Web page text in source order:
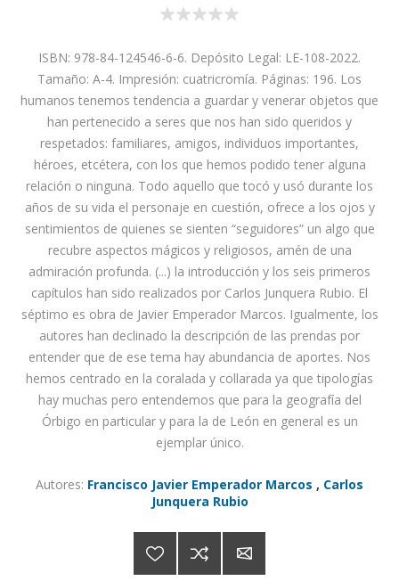
ISBN: 978-84-124546-6-6. Depósito Legal: LE-108-2022.
Tamaño: A-4. Impresión: cuatricromía. Páginas: 196. Los
humanos tenemos tendencia a guardar y venerar objetos que
han pertenecido a seres que nos han sido queridos y
respetados: familiares, amigos, individuos importantes,
héroes, etcétera, con los que hemos podido tener alguna
relación o ninguna. Todo aquello que tocó y usó durante los
años de su vida el personaje en cuestión, ofrece a los ojos y
sentimientos de quienes se sienten “seguidores” un algo que
recubre aspectos mágicos y religiosos, amén de una
admiración profunda. (...) la introducción y los seis primeros
capítulos han sido realizados por Carlos Junquera Rubio. El
séptimo es obra de Javier Emperador Marcos. Igualmente, los
autores han declinado la descripción de las prendas por
entender que de ese tema hay abundancia de aportes. Nos
hemos centrado en la coralada y collarada ya que tipologías
hay muchas pero entendemos que para la geografía del
Órbigo en particular y para la de León en general es un
ejemplar único.
Autores: Francisco Javier Emperador Marcos , Carlos
Junquera Rubio